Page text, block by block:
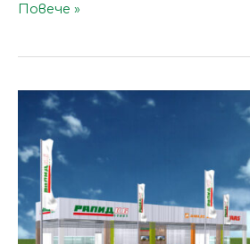
Повече »
РАПИД
КАНИ: